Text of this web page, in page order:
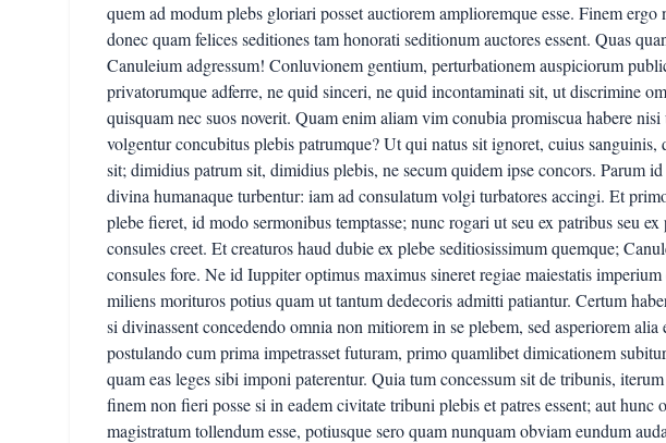
quem ad modum plebs gloriari posset auctiorem amplioremque esse. Finem
donec quam felices seditiones tam honorati seditionum auctores essent. Quas
Canuleium adgressum! Conluvionem gentium, perturbationem auspiciorum
privatorumque adferre, ne quid sinceri, ne quid incontaminati sit, ut discrimine
quisquam nec suos noverit. Quam enim aliam vim conubia promiscua habere
volgentur concubitus plebis patrumque? Ut qui natus sit ignoret, cuius sanguinis,
sit; dimidius patrum sit, dimidius plebis, ne secum quidem ipse concors. Parum
divina humanaque turbentur: iam ad consulatum volgi turbatores accingi. Et
plebe fieret, id modo sermonibus temptasse; nunc rogari ut seu ex patribus seu
consules creet. Et creaturos haud dubie ex plebe seditiosissimum quemque;
consules fore. Ne id Iuppiter optimus maximus sineret regiae maiestatis imperium
miliens morituros potius quam ut tantum dedecoris admitti patiantur. Certum
si divinassent concedendo omnia non mitiorem in se plebem, sed asperiorem
postulando cum prima impetrasset futuram, primo quamlibet dimicationem
quam eas leges sibi imponi paterentur. Quia tum concessum sit de tribunis, iterum
finem non fieri posse si in eadem civitate tribuni plebis et patres essent; aut hunc
magistratum tollendum esse, potiusque sero quam nunquam obviam eundum